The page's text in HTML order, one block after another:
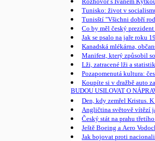
Tunisko: život v
Tunisští "Všichni dobří
Co by měl český
Jak se psalo na jaře roku
Kanadská mlékárna,
Manifest, který způsobil
Lži, zatracené lži a
Pozapomenutá kultura:
Koupíte si v dražbě auto
BUDOU USILOVAT O
Den, kdy zemřel Kristus.
Angličtina světově vítězí
Český stát na prahu
Ještě Boeing a Aero
Jak bojovat proti